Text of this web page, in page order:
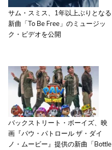
サム・スミス、1年以上ぶりとなる
新曲「To Be Free」のミュージッ
ク・ビデオを公開
バックストリート・ボーイズ、映
画『パウ・パトロール ザ・ダイ
ノ・ムービー』提供の新曲「Bottle